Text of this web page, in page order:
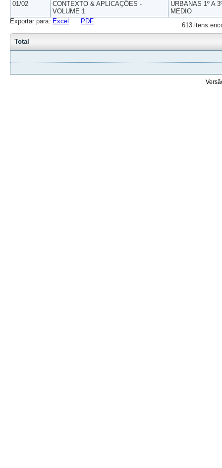
01/02
CONTEXTO & APLICAÇÕES -
VOLUME 1
URBANAS 1º A
MEDIO
613 itens
Exportar para: Excel PDF
Total